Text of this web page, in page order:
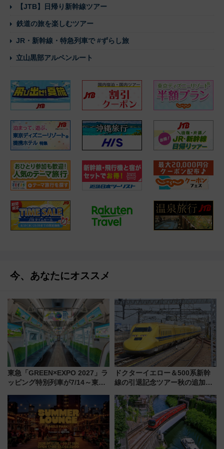
【JTB】日帰り新幹線ツアー
鉄道の旅を楽しむツアー
JR・新幹線・特急列車で #ずらし旅
立山黒部アルペンルート
今、あなたにオススメ
東急「GREEN×EXPO 2027」ラ
ッピング特別列車が7/14～東
ー！ 注目の編成やデザインまと
め
ドクターイエロー＆500系新幹
線の引退記念ツアー秋の追加企
ホテル情報まとめ